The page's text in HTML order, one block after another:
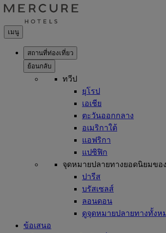
เมนู
สถานที่ท่องเที่ยว
ย้อนกลับ
ทวีป
ยุโรป
เอเชีย
ตะวันออกกลาง
อเมริกาใต้
แอฟริกา
แปซิฟิก
จุดหมายปลายทางยอดนิยมของ
ปารีส
บรัสเซลส์
ลอนดอน
ดูจุดหมายปลายทางทั้งห
ข้อเสนอ